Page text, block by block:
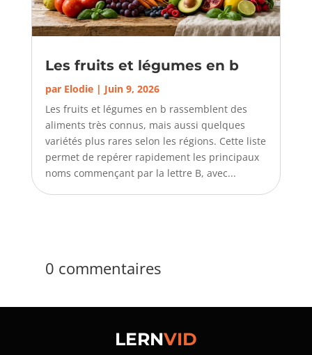
Les fruits et légumes en b
par Elodie| Juin 9, 2026
Les fruits et légumes en b rassemblent des
aliments très connus, mais aussi quelques
variétés plus rares selon les régions. Cette liste
permet de repérer rapidement les principaux
noms commençant par la lettre B, avec...
0 commentaires
LERNVID